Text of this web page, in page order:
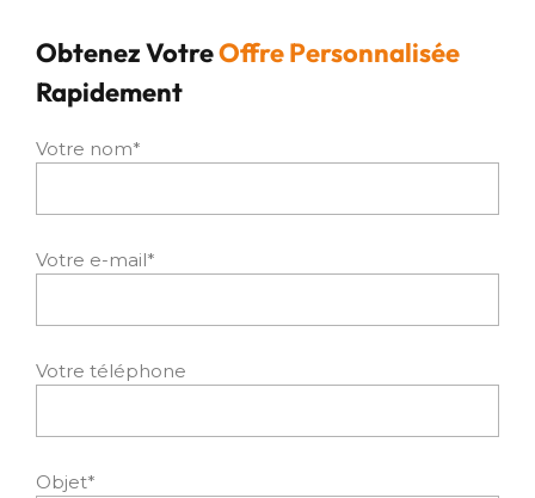
Obtenez VotreOffre Personnalisée
Rapidement
Votre nom*
Votre e-mail*
Votre téléphone
Objet*